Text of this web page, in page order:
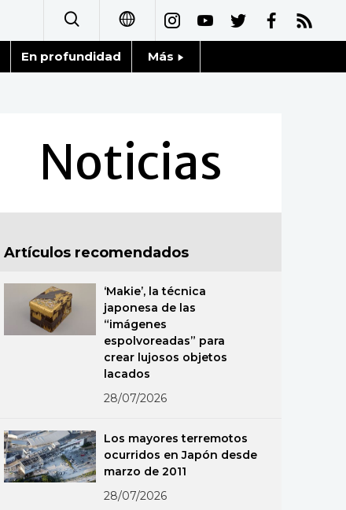
日本語
简体字
繁體字
العربية
Русский
En profundidad Más
Fragmentos de Japón
Gente
Blog
Tokio
Avisos
Noticias
Artículos recomendados
‘Makie’, la técnica
japonesa de las
“imágenes
espolvoreadas” para
crear lujosos objetos
lacados
28/07/2026
Los mayores terremotos
ocurridos en Japón desde
marzo de 2011
28/07/2026